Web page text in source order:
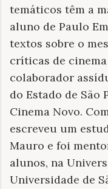
temáticos têm a
aluno de Paulo
textos sobre o
críticas de
colaborador
do Estado de São
Cinema Novo.
escreveu um
Mauro e foi
alunos, na
Universidade de